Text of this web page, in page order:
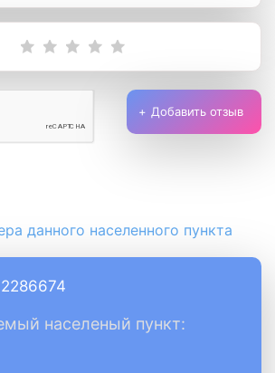
Добавить отзыв
данного населенного пункта
населеный пункт: